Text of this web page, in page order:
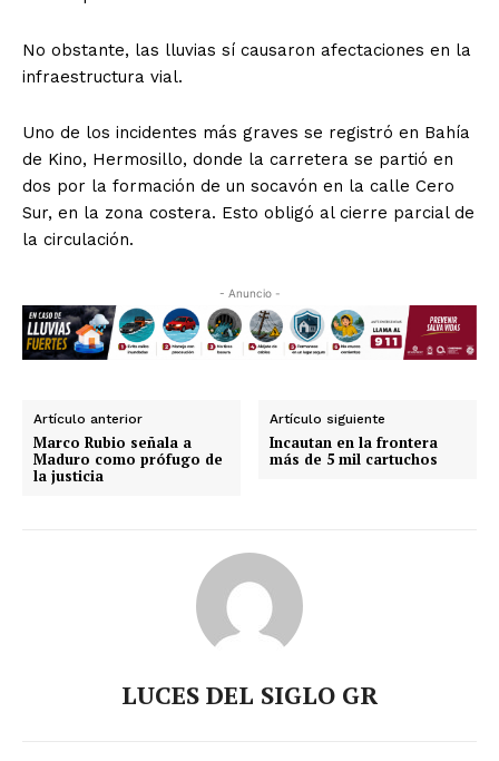
No obstante, las lluvias sí causaron afectaciones en la
infraestructura vial.
Uno de los incidentes más graves se registró en Bahía
de Kino, Hermosillo, donde la carretera se partió en
dos por la formación de un socavón en la calle Cero
Sur, en la zona costera. Esto obligó al cierre parcial de
la circulación.
- Anuncio -
Artículo anterior
Marco Rubio señala a
Maduro como prófugo de
la justicia
Artículo siguiente
Incautan en la frontera
más de 5 mil cartuchos
LUCES DEL SIGLO GR